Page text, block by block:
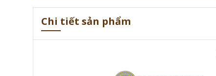
Chi tiết sản phẩm